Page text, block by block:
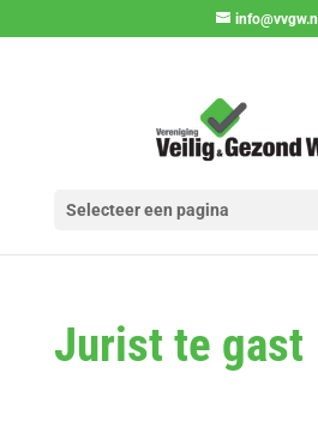
info@vvgw.nl
Selecteer een pagina
Jurist te gast